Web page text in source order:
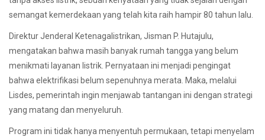
semangat kemerdekaan yang telah kita raih hampir 80 tahun lalu.
Direktur Jenderal Ketenagalistrikan, Jisman P. Hutajulu,
mengatakan bahwa masih banyak rumah tangga yang belum
menikmati layanan listrik. Pernyataan ini menjadi pengingat
bahwa elektrifikasi belum sepenuhnya merata. Maka, melalui
Lisdes, pemerintah ingin menjawab tantangan ini dengan strategi
yang matang dan menyeluruh.
Program ini tidak hanya menyentuh permukaan, tetapi menyelam